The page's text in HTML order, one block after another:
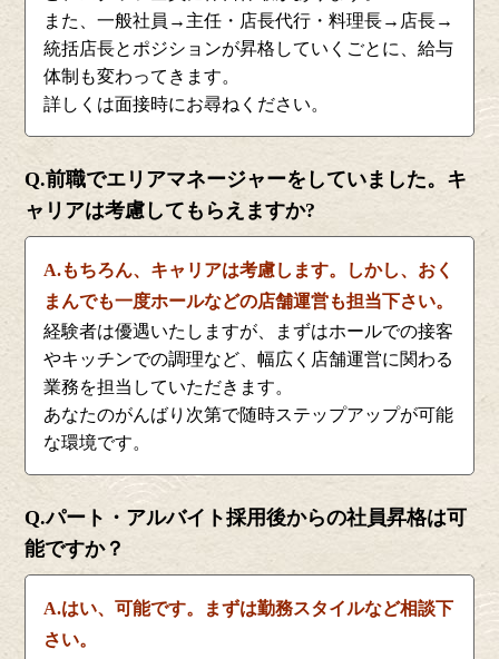
また、一般社員→主任・店長代行・料理長→店長→
統括店長とポジションが昇格していくごとに、給与
体制も変わってきます。
詳しくは面接時にお尋ねください。
Q.前職でエリアマネージャーをしていました。キ
ャリアは考慮してもらえますか?
A.もちろん、キャリアは考慮します。しかし、おく
まんでも一度ホールなどの店舗運営も担当下さい。
経験者は優遇いたしますが、まずはホールでの接客
やキッチンでの調理など、幅広く店舗運営に関わる
業務を担当していただきます。
あなたのがんばり次第で随時ステップアップが可能
な環境です。
Q.パート・アルバイト採用後からの社員昇格は可
能ですか？
A.はい、可能です。まずは勤務スタイルなど相談下
さい。